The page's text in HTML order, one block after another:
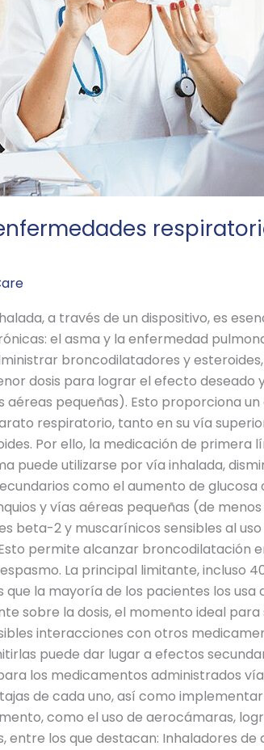
a través de un dispositivo, es
el asma y la enfermedad
broncodilatadores y
dosis para lograr el efecto
pequeñas). Esto proporciona
respiratorio, tanto en su vía
Por ello, la medicación de primera
puede utilizarse por vía inhalada,
como el aumento de
y vías aéreas pequeñas (de
beta-2 y muscarínicos sensibles al
permite alcanzar broncodilatación
La principal limitante, incluso
la mayoría de los pacientes los
sobre la dosis, el momento ideal para
interacciones con otros
puede dar lugar a efectos
los medicamentos administrados
de cada uno, así como
como el uso de aerocámaras,
entre los que destacan: Inhaladores